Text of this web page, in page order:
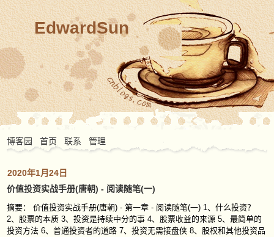
EdwardSun
博客园 首页 联系 管理
2020年1月24日
价值投资实战手册(唐朝) - 阅读随笔(一)
摘要： 价值投资实战手册(唐朝) - 第一章 - 阅读随笔(一) 1、什么投资？
2、股票的本质 3、投资是持续中分的事 4、股票收益的来源 5、最简单的
投资方法 6、普通投资者的道路 7、投资无需接盘侠 8、股权和其他投资品